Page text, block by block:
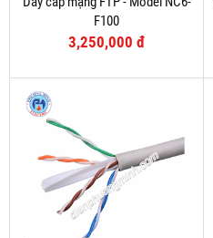
F100
3,250,000 đ